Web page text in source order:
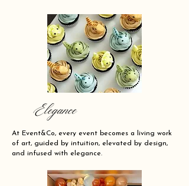
Elegance
At Event&Co, every event becomes a living work
of art, guided by intuition, elevated by design,
and infused with elegance.